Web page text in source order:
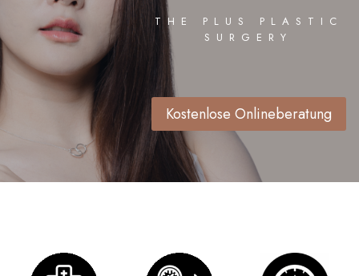
THE PLUS PLASTIC
SURGERY
Kostenlose Onlineberatung